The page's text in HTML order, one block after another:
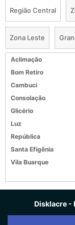
Região Central
Zona Leste
Aclimação
Bom Retiro
Cambuci
Consolação
Glicério
Luz
República
Santa Efigênia
Vila Buarque
Disklacre -